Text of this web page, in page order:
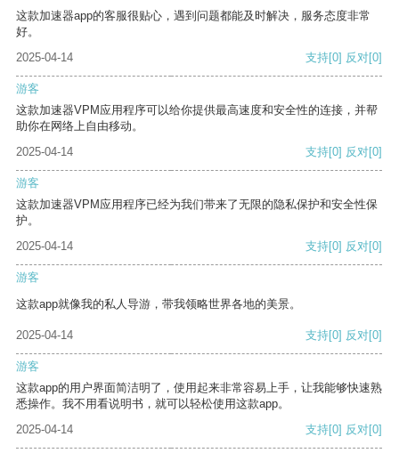
这款加速器app的客服很贴心，遇到问题都能及时解决，服务态度非常
好。
2025-04-14
支持[0] 反对[0]
游客
这款加速器VPM应用程序可以给你提供最高速度和安全性的连接，并帮
助你在网络上自由移动。
2025-04-14
支持[0] 反对[0]
游客
这款加速器VPM应用程序已经为我们带来了无限的隐私保护和安全性保
护。
2025-04-14
支持[0] 反对[0]
游客
这款app就像我的私人导游，带我领略世界各地的美景。
2025-04-14 支持[0] 反对[0]
游客
这款app的用户界面简洁明了，使用起来非常容易上手，让我能够快速熟
悉操作。我不用看说明书，就可以轻松使用这款app。
2025-04-14
支持[0] 反对[0]